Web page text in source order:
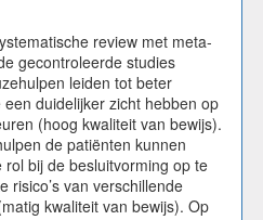
review met meta-
gecontroleerde studies
leiden tot beter
duidelijker zicht hebben op
(hoog kwaliteit van bewijs).
de patiënten kunnen
bij de besluitvorming op te
risico’s van verschillende
kwaliteit van bewijs). Op